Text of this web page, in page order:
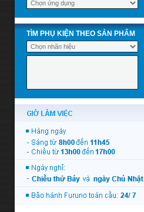
TÌM PHỤ KIỆN THEO SẢN PHẨM